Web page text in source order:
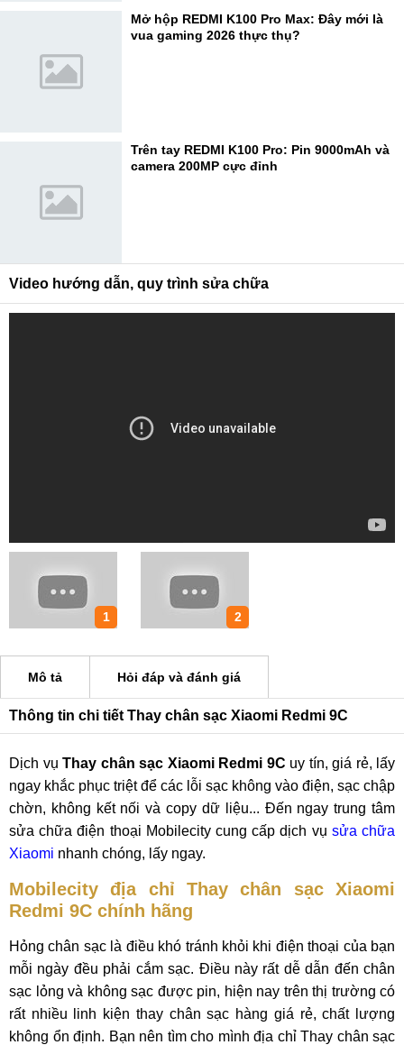
Mở hộp REDMI K100 Pro Max: Đây mới là
vua gaming 2026 thực thụ?
Trên tay REDMI K100 Pro: Pin 9000mAh và
camera 200MP cực đỉnh
Video hướng dẫn, quy trình sửa chữa
1 2
Mô tả Hỏi đáp và đánh giá
Thông tin chi tiết Thay chân sạc Xiaomi Redmi 9C
Dịch vụ Thay chân sạc Xiaomi Redmi 9C uy tín, giá rẻ, lấy
ngay khắc phục triệt để các lỗi sạc không vào điện, sạc chập
chờn, không kết nối và copy dữ liệu... Đến ngay trung tâm
sửa chữa điện thoại Mobilecity cung cấp dịch vụ sửa chữa
Xiaomi nhanh chóng, lấy ngay.
Mobilecity địa chỉ Thay chân sạc Xiaomi
Redmi 9C chính hãng
Hỏng chân sạc là điều khó tránh khỏi khi điện thoại của bạn
mỗi ngày đều phải cắm sạc. Điều này rất dễ dẫn đến chân
sạc lỏng và không sạc được pin, hiện nay trên thị trường có
rất nhiều linh kiện thay chân sạc hàng giá rẻ, chất lượng
không ổn định. Bạn nên tìm cho mình địa chỉ Thay chân sạc